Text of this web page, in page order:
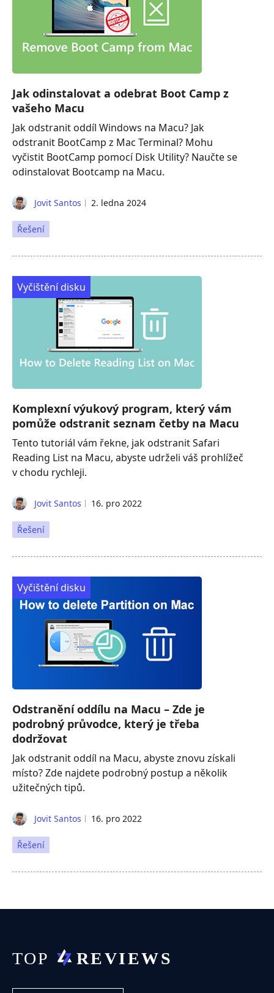
Jak odinstalovat a odebrat Boot Camp z
vašeho Macu
Jak odstranit oddíl Windows na Macu? Jak
odstranit BootCamp z Mac Terminal? Mohu
vyčistit BootCamp pomocí Disk Utility? Naučte se
odinstalovat Bootcamp na Macu.
Jovit Santos 2. ledna 2024
Řešení
Vyčištění disku
Komplexní výukový program, který vám
pomůže odstranit seznam četby na Macu
Tento tutoriál vám řekne, jak odstranit Safari
Reading List na Macu, abyste udrželi váš prohlížeč
v chodu rychleji.
Jovit Santos 16. pro 2022
Řešení
Vyčištění disku
Odstranění oddílu na Macu – Zde je
podrobný průvodce, který je třeba
dodržovat
Jak odstranit oddíl na Macu, abyste znovu získali
místo? Zde najdete podrobný postup a několik
užitečných tipů.
Jovit Santos 16. pro 2022
Řešení